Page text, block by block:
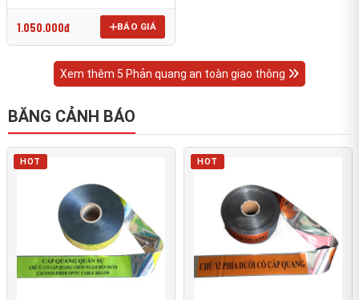
1.050.000đ BÁO GIÁ
Xem thêm 5 Phản quang an toàn giao thông
BĂNG CẢNH BÁO
HOT HOT